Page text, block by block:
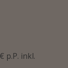
p.P. inkl.